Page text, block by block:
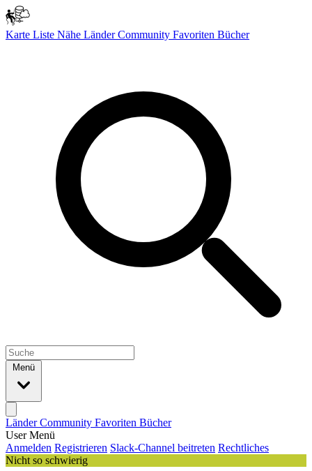
Karte Liste Nähe LänderCommunity Favoriten Bücher
Menü
LänderCommunity Favoriten Bücher
User Menü
Anmelden Registrieren Slack-Channel beitreten Rechtliches
Nicht so schwierig